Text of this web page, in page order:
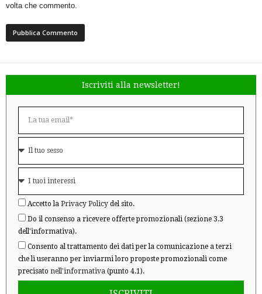
volta che commento.
Iscriviti alla newsletter!
Accetto la Privacy Policy del sito.
Do il consenso a ricevere offerte promozionali (sezione 3.3
dell'informativa).
Consento al trattamento dei dati per la comunicazione a terzi
che li useranno per inviarmi loro proposte promozionali come
precisato nell'informativa (punto 4.1).